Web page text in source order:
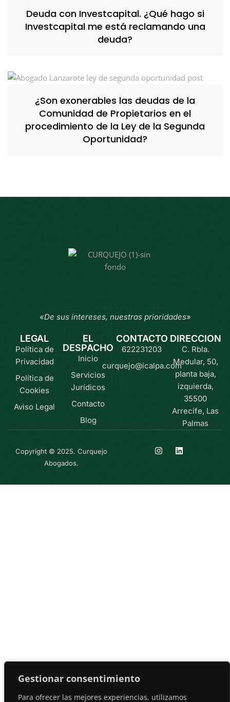
Gestionar consentimiento
Para ofrecer las mejores experiencias, utilizamos
Deuda con Investcapital. ¿Qué hago si
Investcapital me está reclamando una
deuda?
¿Son exonerables las deudas de la
Comunidad de Propietarios en el
procedimiento de la Ley de la Segunda
Oportunidad?
«De sus intereses, nuestras prioridades»
LEGAL
Política de
Privacidad
Política de
Cookies
Aviso Legal
EL
DESPACHO
Inicio
Servicios
Jurídicos
Contacto
Blog
CONTACTO
622231203
curquejo@icalpa.com
DIRECCION
C. Rbla.
Medular, 50,
planta baja,
izquierda,
35500
Arrecife, Las
Palmas
Copyright © 2025. Curquejo
Abogados.